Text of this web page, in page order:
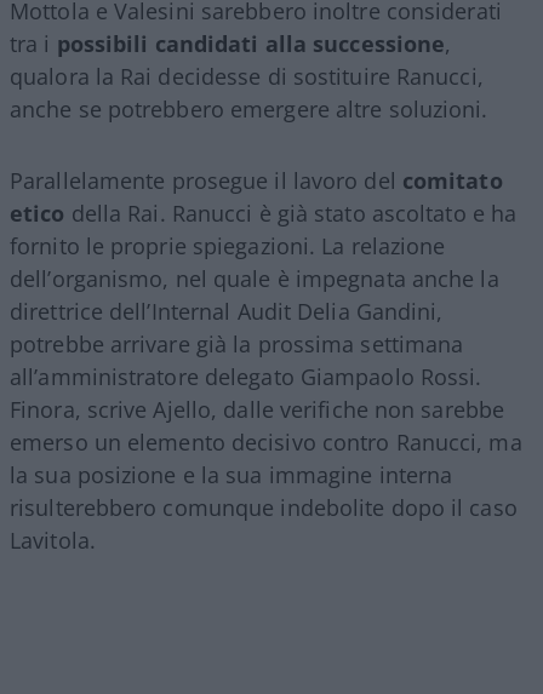
Mottola e Valesini sarebbero inoltre considerati
tra i possibili candidati alla successione,
qualora la Rai decidesse di sostituire Ranucci,
anche se potrebbero emergere altre soluzioni.
Parallelamente prosegue il lavoro del comitato
etico della Rai. Ranucci è già stato ascoltato e ha
fornito le proprie spiegazioni. La relazione
dell’organismo, nel quale è impegnata anche la
direttrice dell’Internal Audit Delia Gandini,
potrebbe arrivare già la prossima settimana
all’amministratore delegato Giampaolo Rossi.
Finora, scrive Ajello, dalle verifiche non sarebbe
emerso un elemento decisivo contro Ranucci, ma
la sua posizione e la sua immagine interna
risulterebbero comunque indebolite dopo il caso
Lavitola.